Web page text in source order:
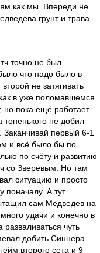
как мы. Впереди не
грунт и трава.
точно не был
что надо было в
не затягивать
в уже поломавшемся
но пока ещё работает.
тоненького не добил
первый 6-1
и всё было бы по
по счёту и развитию
со Зверевым. Но там
ситуацию и просто
поначалу. А тут
сам Медведев на
удачи и конечно в
разваливаться чуть
добить Синнера.
второго сета и 9